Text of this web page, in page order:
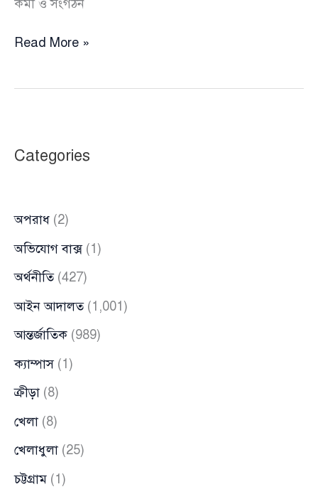
কর্মী ও সংগঠন
কুমিল্লায়
চলছে
জামায়াত-
শিবিরের
ছড়ানো
Read More »
Categories
অপরাধ (2)
অভিযোগ বাক্স(1)
অর্থনীতি(427)
আইন আদালত(1,001)
আন্তর্জাতিক (989)
ক্যাম্পাস(1)
ক্রীড়া (8)
খেলা (8)
খেলাধুলা (25)
চট্টগ্রাম (1)